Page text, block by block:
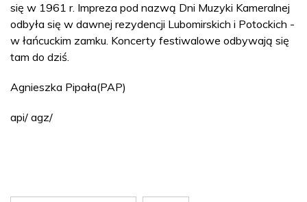
się w 1961 r. Impreza pod nazwą Dni Muzyki Kameralnej
odbyła się w dawnej rezydencji Lubomirskich i Potockich -
w łańcuckim zamku. Koncerty festiwalowe odbywają się
tam do dziś.
Agnieszka Pipała(PAP)
api/ agz/